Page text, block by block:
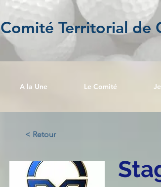
Comité Territorial de
A la Une Le Comité
< Retour